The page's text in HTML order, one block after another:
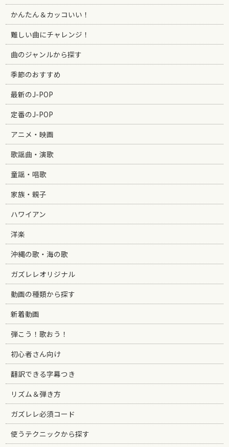
かんたん＆カッコいい！
難しい曲にチャレンジ！
曲のジャンルから探す
季節のおすすめ
最新のJ-POP
定番のJ-POP
アニメ・映画
歌謡曲・演歌
童謡・唱歌
家族・親子
ハワイアン
洋楽
沖縄の歌・海の歌
ガズレレオリジナル
動画の種類から探す
新着動画
弾こう！歌おう！
初心者さん向け
翻訳できる字幕つき
リズム＆弾き方
ガズレレ必須コード
使うテクニックから探す